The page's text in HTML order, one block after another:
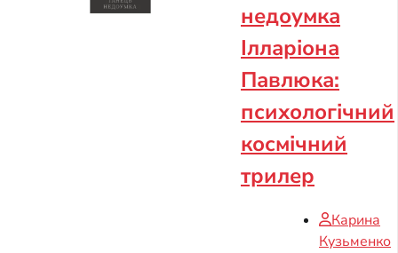
недоумка
Ілларіона
Павлюка:
психологічний
космічний
трилер
Карина
Кузьменко